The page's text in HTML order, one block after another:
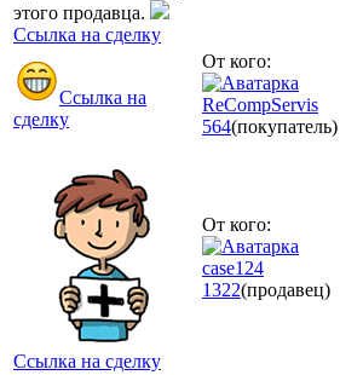
этого продавца.
Ссылка на сделку
Ссылка на
сделку
От кого:
ReCompServis
564(покупатель)
Ссылка на сделку
От кого:
case124
1322(продавец)